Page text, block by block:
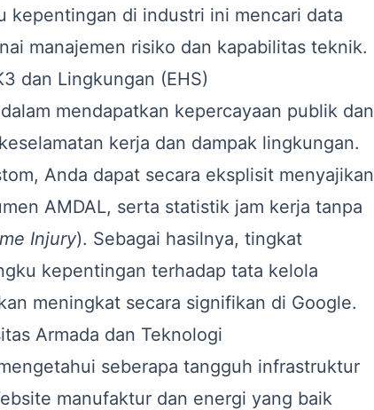
kepentingan di industri ini mencari data
manajemen risiko dan kapabilitas teknik.
dan Lingkungan (EHS)
mendapatkan kepercayaan publik dan
kerja dan dampak lingkungan.
Anda dapat secara eksplisit menyajikan
AMDAL, serta statistik jam kerja tanpa
Injury). Sebagai hasilnya, tingkat
kepentingan terhadap tata kelola
meningkat secara signifikan di Google.
Armada dan Teknologi
seberapa tangguh infrastruktur
manufaktur dan energi yang baik